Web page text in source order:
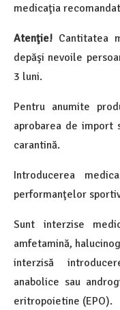
medicaţia
Atenţie! Cantitatea
depăşi nevoile
3 luni.
Pentru anumite
aprobarea de import
carantină.
Introducerea
performanţelor
Sunt interzise
amfetamină,
interzisă
anabolice sau
eritropoietine (EPO).